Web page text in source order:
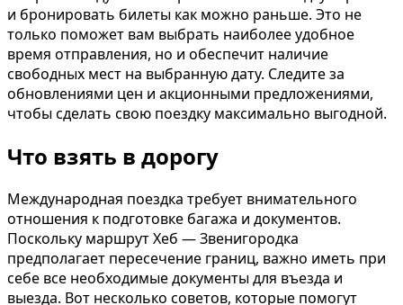
и бронировать билеты как можно раньше. Это не
только поможет вам выбрать наиболее удобное
время отправления, но и обеспечит наличие
свободных мест на выбранную дату. Следите за
обновлениями цен и акционными предложениями,
чтобы сделать свою поездку максимально выгодной.
Что взять в дорогу
Международная поездка требует внимательного
отношения к подготовке багажа и документов.
Поскольку маршрут Хеб — Звенигородка
предполагает пересечение границ, важно иметь при
себе все необходимые документы для въезда и
выезда. Вот несколько советов, которые помогут